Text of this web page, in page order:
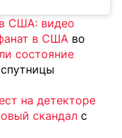
США: видео
в США во
состояние
на детекторе
скандал с